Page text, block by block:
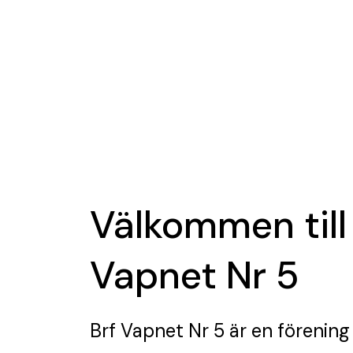
Välkommen
Vapnet Nr 5
Brf Vapnet Nr 5 är en förening